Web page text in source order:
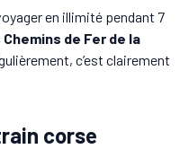
en illimité pendant 7
Chemins de Fer de la
c’est clairement
corse